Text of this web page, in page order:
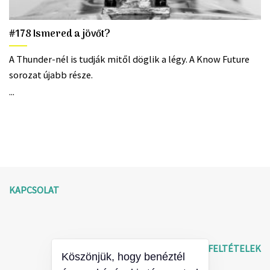
#178 Ismered a jövőt?
A Thunder-nél is tudják mitől döglik a légy. A Know Future
sorozat újabb része.
...
KAPCSOLAT
ÁLTALÁNOS SZERZŐDÉSI FELTÉTELEK
Köszönjük, hogy benéztél